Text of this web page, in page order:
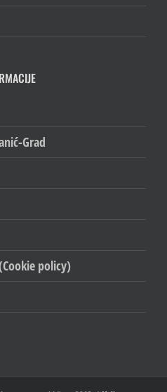
Grad
policy)